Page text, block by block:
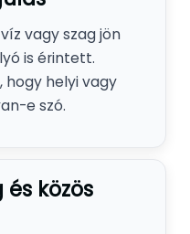
vagy szag jön
is érintett.
hogy helyi vagy
e szó.
közös